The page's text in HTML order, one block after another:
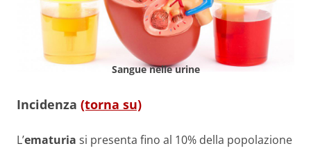
Sangue nelle urine
Incidenza (torna su)
L’ematuria si presenta fino al 10% della popolazione